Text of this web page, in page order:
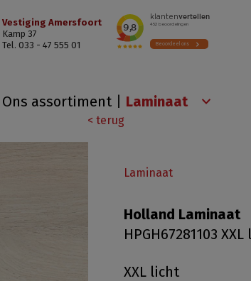
Vestiging Amersfoort
Kamp 37
Tel. 033 - 47 555 01
Ons assortiment
< terug
Laminaat
Holland Laminaat
HPGH67281103
XXL licht